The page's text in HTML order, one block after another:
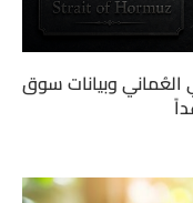
العُماني وبيانات سوق